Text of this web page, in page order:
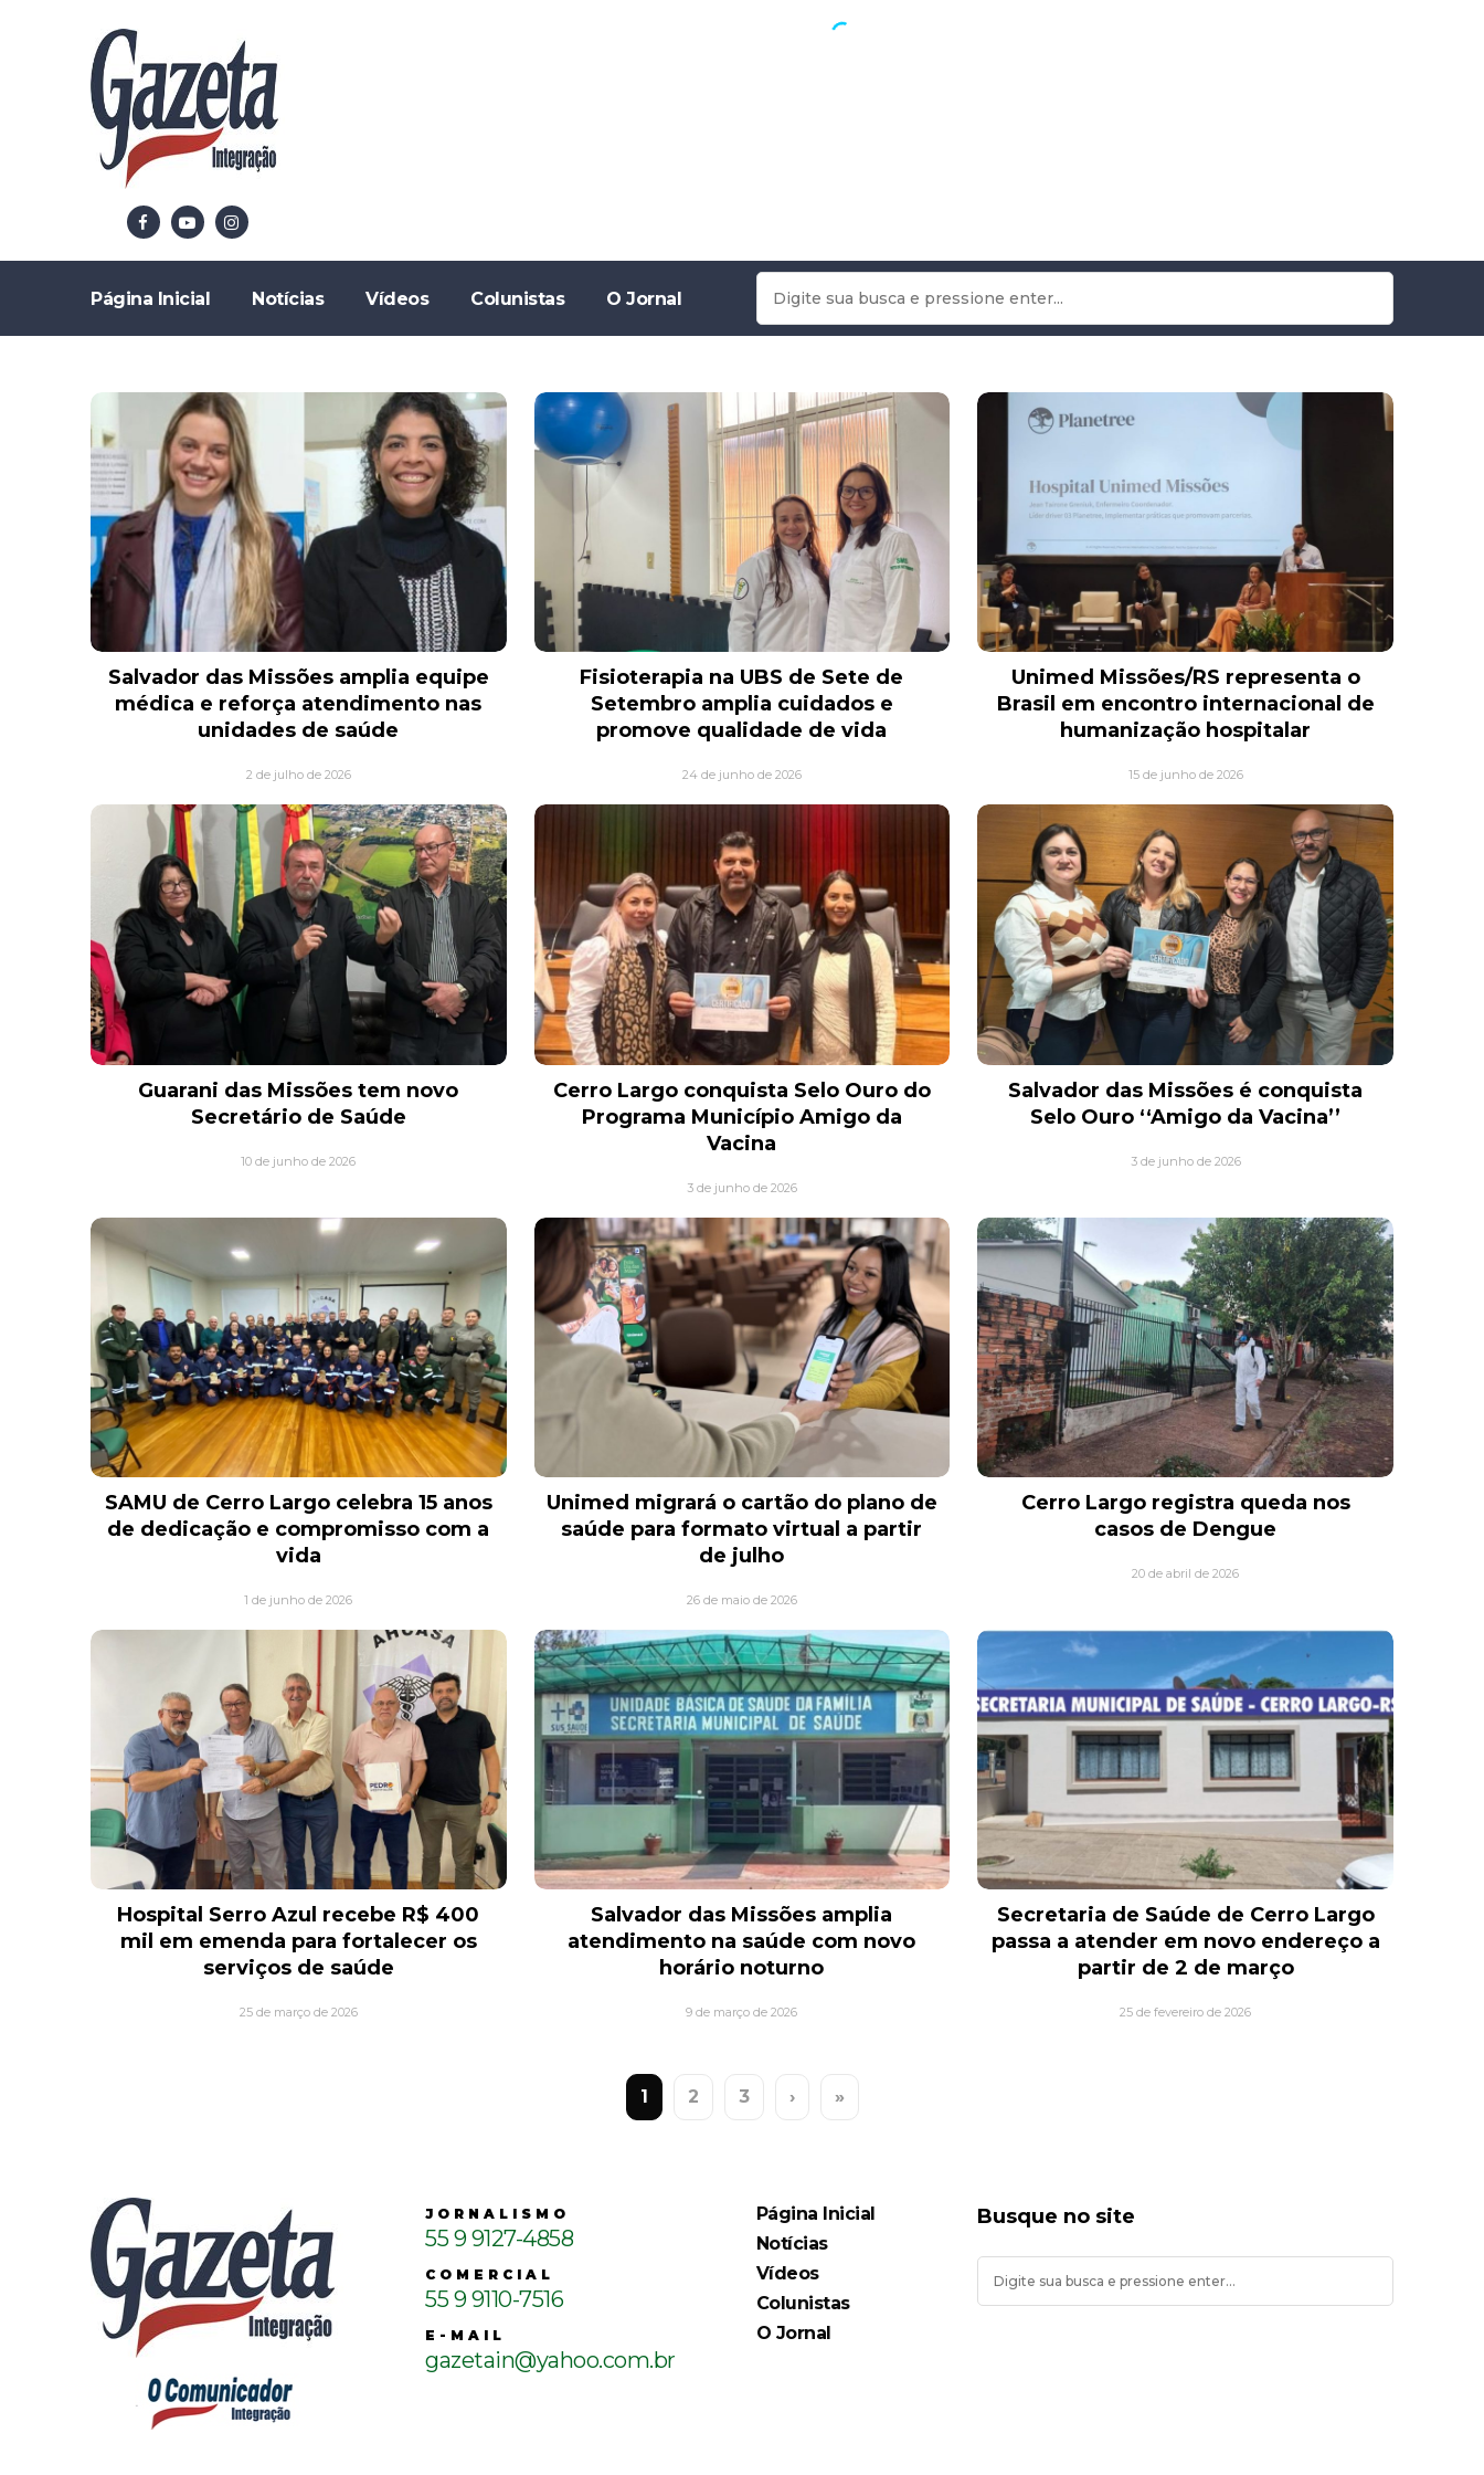
Página Inicial Notícias Vídeos Colunistas O Jornal
Salvador das Missões amplia equipe
médica e reforça atendimento nas
unidades de saúde
2 de julho de 2026
Fisioterapia na UBS de Sete de
Setembro amplia cuidados e
promove qualidade de vida
24 de junho de 2026
Unimed Missões/RS representa o
Brasil em encontro internacional de
humanização hospitalar
15 de junho de 2026
Guarani das Missões tem novo
Secretário de Saúde
10 de junho de 2026
Cerro Largo conquista Selo Ouro do
Programa Município Amigo da
Vacina
3 de junho de 2026
Salvador das Missões é conquista
Selo Ouro ‘‘Amigo da Vacina’’
3 de junho de 2026
SAMU de Cerro Largo celebra 15 anos
de dedicação e compromisso com a
vida
1 de junho de 2026
Unimed migrará o cartão do plano de
saúde para formato virtual a partir
de julho
26 de maio de 2026
Cerro Largo registra queda nos
casos de Dengue
20 de abril de 2026
Hospital Serro Azul recebe R$ 400
mil em emenda para fortalecer os
serviços de saúde
25 de março de 2026
Salvador das Missões amplia
atendimento na saúde com novo
horário noturno
9 de março de 2026
Secretaria de Saúde de Cerro Largo
passa a atender em novo endereço a
partir de 2 de março
25 de fevereiro de 2026
1 2 3 › »
JORNALISMO
55 9 9127-4858
COMERCIAL
55 9 9110-7516
E-MAIL
gazetain@yahoo.com.br
Página Inicial
Notícias
Vídeos
Colunistas
O Jornal
Busque no site